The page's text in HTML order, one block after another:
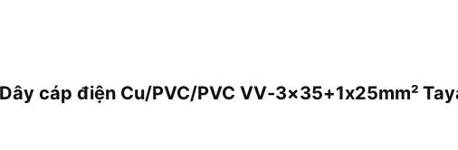
cáp điện Cu/PVC/PVC VV-3×35+1x25mm²